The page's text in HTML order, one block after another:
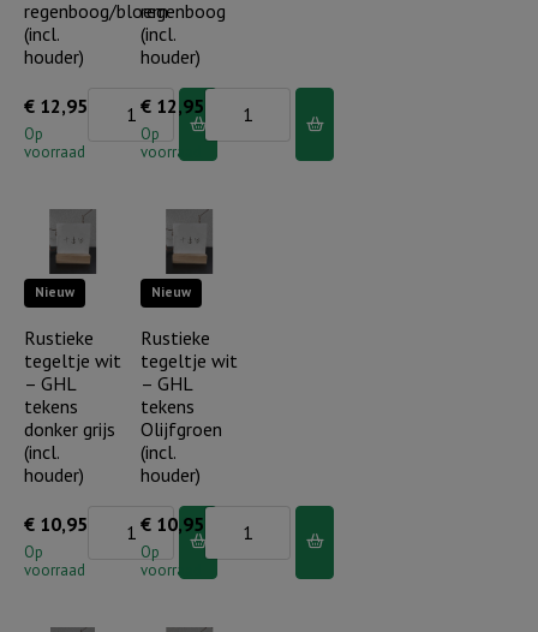
regenboog/bloem
(incl.
houder)
€ 12,95
Op
voorraad
Rustieke
Heere
-
regenboog/bloem
houder)
regenboog
(incl.
houder)
€ 12,95
Op
voorraad
Rustieke
tegel
wit
Heere
-
regenboog
houder)
Nieuw
Rustieke
tegeltje wit
– GHL
tekens
donker grijs
(incl.
houder)
€ 10,95
Op
voorraad
Rustieke
tegeltje
Nieuw
Rustieke
tegeltje wit
– GHL
tekens
Olijfgroen
(incl.
houder)
€ 10,95
Op
voorraad
tegeltje
wit